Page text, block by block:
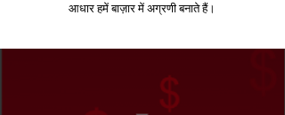
आधार हमें बाज़ार में अग्रणी बनाते हैं।